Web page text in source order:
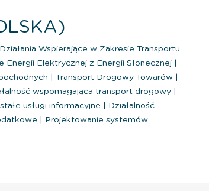
Wspierające w Zakresie Transportu
Energii Elektrycznej z Energii Słonecznej
Transport Drogowy Towarów
wspomagająca transport drogowy
usługi informacyjne
Działalność
Projektowanie systemów